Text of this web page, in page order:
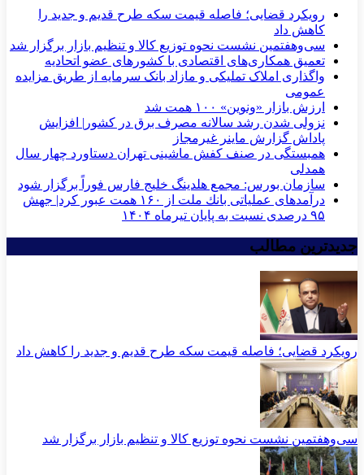
رویکرد قضایی؛ فاصله قیمت سکه طرح قدیم و جدید را
کاهش داد
سی‌و‌هفتمین نشست نحوه توزیع کالا و تنظیم بازار برگزار شد
تعمیق همکاری‌های اقتصادی با کشورهای عضو اتحادیه
واگذاری املاک تملیکی و مازاد بانک سرمایه از طریق مزایده
عمومی
ارزش بازار «ونوین» ۱۰۰ همت شد
نزولی شدن رشد سالانه مصرف برق در کشور| افزایش
پاداش گزارش ماینر غیرمجاز
همبستگی در صنف کفش ماشینی تهران دستاورد چهار سال
همدلی
سازمان بورس: مجمع هلدینگ خلیج فارس فوراً برگزار شود
درآمدهای عملیاتی بانك ملت از ۱۶۰ همت عبور كرد| جهش
۹۵ درصدی نسبت به پایان تیرماه ۱۴۰۴
جدیدترین مطالب
رویکرد قضایی؛ فاصله قیمت سکه طرح قدیم و جدید را کاهش داد
سی‌و‌هفتمین نشست نحوه توزیع کالا و تنظیم بازار برگزار شد